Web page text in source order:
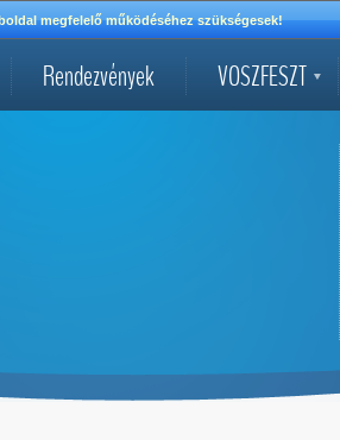
megfelelő működéséhez szükségesek!
Rendezvények VOSZFESZT